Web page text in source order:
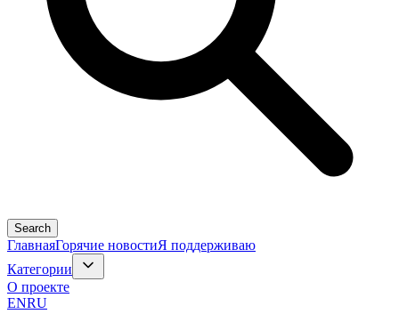
Search
ГлавнаяГорячие новостиЯ поддерживаю
Категории
О проекте
ENRU